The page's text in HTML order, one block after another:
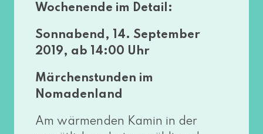
Wochenende im Detail:
Sonnabend, 14. September
2019, ab 14:00 Uhr
Märchenstunden im
Nomadenland
Am wär­men­den Kamin in der